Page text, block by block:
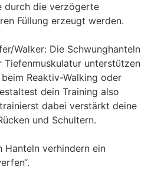
durch die verzögerte
Füllung erzeugt werden.
Walker: Die Schwunghanteln
Tiefenmuskulatur unterstützen
Reaktiv-Walking oder
dein Training also
dabei verstärkt deine
und Schultern.
Hanteln verhindern ein